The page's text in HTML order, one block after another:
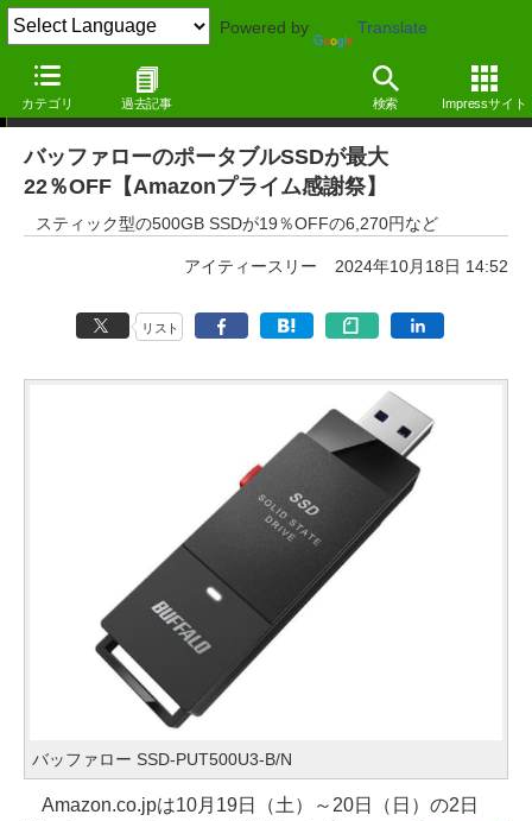
Powered by Translate
カテゴリ 過去記事 検索 Impressサイト
本日みつけたお買い得情報
バッファローのポータブルSSDが最大
22％OFF【Amazonプライム感謝祭】
スティック型の500GB SSDが19％OFFの6,270円など
アイティースリー 2024年10月18日 14:52
リスト
バッファロー SSD-PUT500U3-B/N
Amazon.co.jpは10月19日（土）～20日（日）の2日